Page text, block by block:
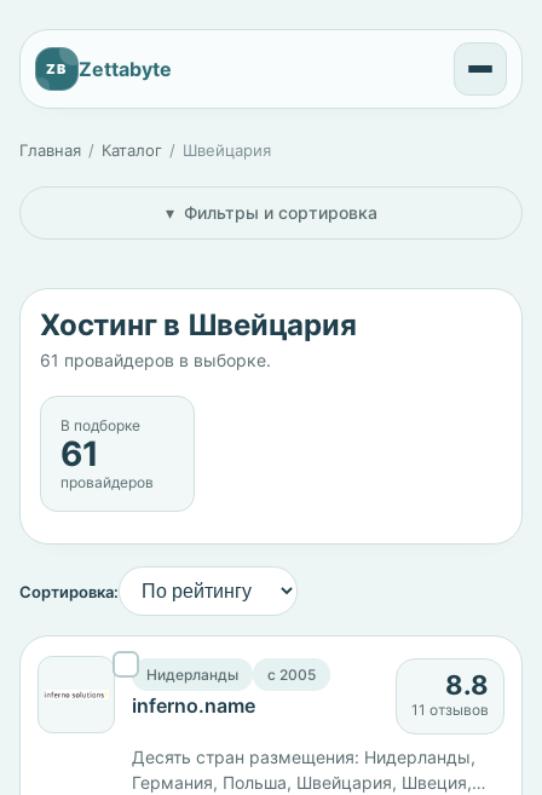
ZB Zettabyte
Главная Каталог Швейцария
Фильтры и сортировка
Хостинг в Швейцария
61 провайдеров в выборке.
В подборке
61
провайдеров
Сортировка:
Нидерланды c 2005
inferno.name
8.8
11 отзывов
Десять стран размещения: Нидерланды,
Германия, Польша, Швейцария, Швеция,